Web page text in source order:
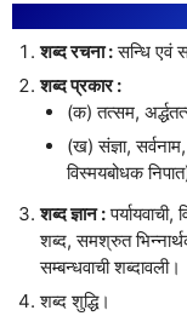
शब्द रचना :सन्धि एवं
शब्द प्रकार :
(क) तत्सम,
(ख) संज्ञा,
विस्मयबोधक
शब्द ज्ञान :
शब्द, समश्रुत
सम्बन्धवाची शब्दावली।
शब्द शुद्धि।